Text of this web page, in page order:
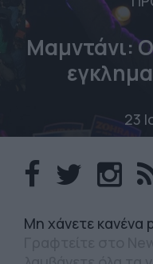
Μαμντάνι: Ο
23
Mη χάνετε κανένα